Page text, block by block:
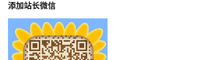
添加站长微信